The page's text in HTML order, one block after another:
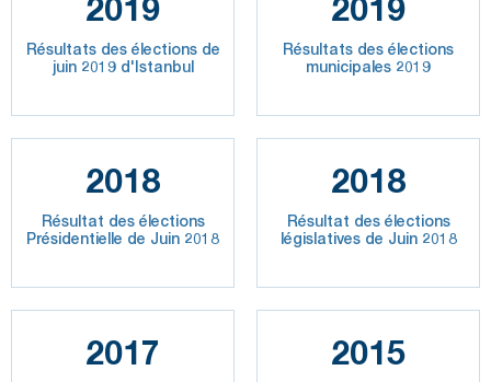
2019
Résultats des élections de
juin 2019 d'Istanbul
2019
Résultats des élections
municipales 2019
2018
Résultat des élections
Présidentielle de Juin 2018
2018
Résultat des élections
législatives de Juin 2018
2017 2015